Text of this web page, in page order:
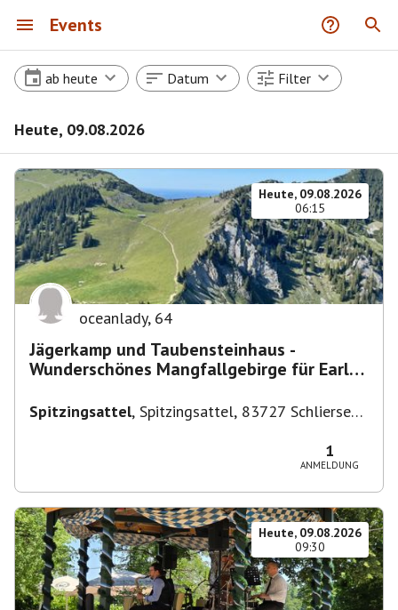
Events
ab heute Datum Filter
Heute, 09.08.2026
Heute, 09.08.2026
06:15
oceanlady, 64
Jägerkamp und Taubensteinhaus -
Wunderschönes Mangfallgebirge für Early
Spitzingsattel, Spitzingsattel, 83727 Schliersee,
1
ANMELDUNG
Heute, 09.08.2026
09:30